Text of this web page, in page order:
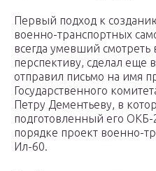
Первый подход к
военно-транспортных
всегда умевший смотреть
перспективу, сделал еще
отправил письмо на имя
Государственного
Петру Дементьеву, в
подготовленный его
порядке проект военно-
Ил-60.